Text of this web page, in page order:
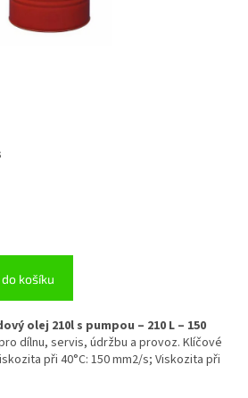
košíku
olej 210l s pumpou – 210 L – 150
dílnu, servis, údržbu a provoz. Klíčové
při 40°C: 150 mm2/s; Viskozita při